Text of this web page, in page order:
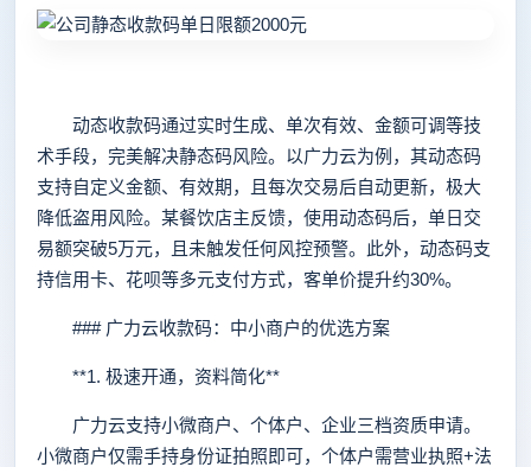
动态收款码通过实时生成、单次有效、金额可调等技
术手段，完美解决静态码风险。以广力云为例，其动态码
支持自定义金额、有效期，且每次交易后自动更新，极大
降低盗用风险。某餐饮店主反馈，使用动态码后，单日交
易额突破5万元，且未触发任何风控预警。此外，动态码支
持信用卡、花呗等多元支付方式，客单价提升约30%。
### 广力云收款码：中小商户的优选方案
**1. 极速开通，资料简化**
广力云支持小微商户、个体户、企业三档资质申请。
小微商户仅需手持身份证拍照即可，个体户需营业执照+法